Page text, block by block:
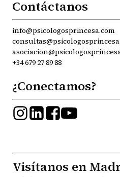
Contáctanos
info@psicologosprincesa.com
+34 679 27 89 88
¿Conectamos?
Visítanos en